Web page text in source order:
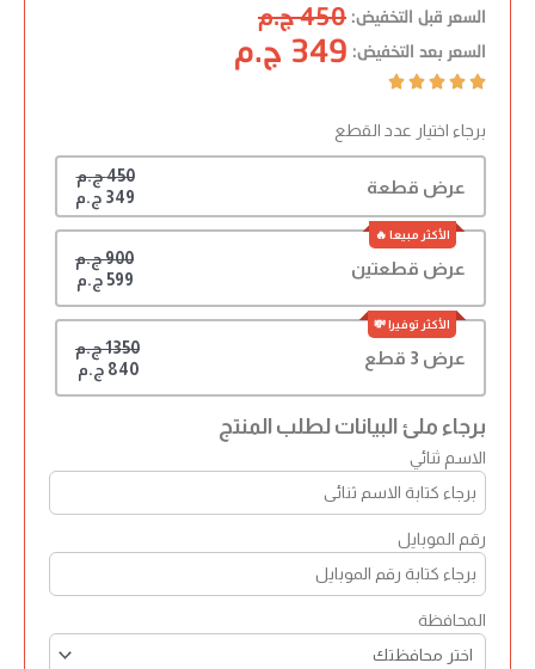
السعر قبل التخفيض: 450 ج.م
السعر بعد التخفيض: 349 ج.م





برجاء اختيار عدد القطع
عرض قطعة
450 ج.م
349 ج.م
عرض قطعتين
900 ج.م
599 ج.م
عرض 3 قطع
1350 ج.م
840 ج.م
برجاء ملئ البيانات لطلب المنتج
الاسم ثنائي
رقم الموبايل
المحافظة